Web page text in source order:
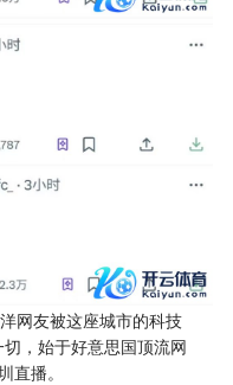
网友被这座城市的科技
，始于好意思国顶流网
直播。